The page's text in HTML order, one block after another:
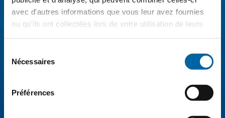
avec d'autres informations que vous leur avez fournies
ou qu'ils ont collectées lors de votre utilisation de leurs
Nécessaires
Préférences